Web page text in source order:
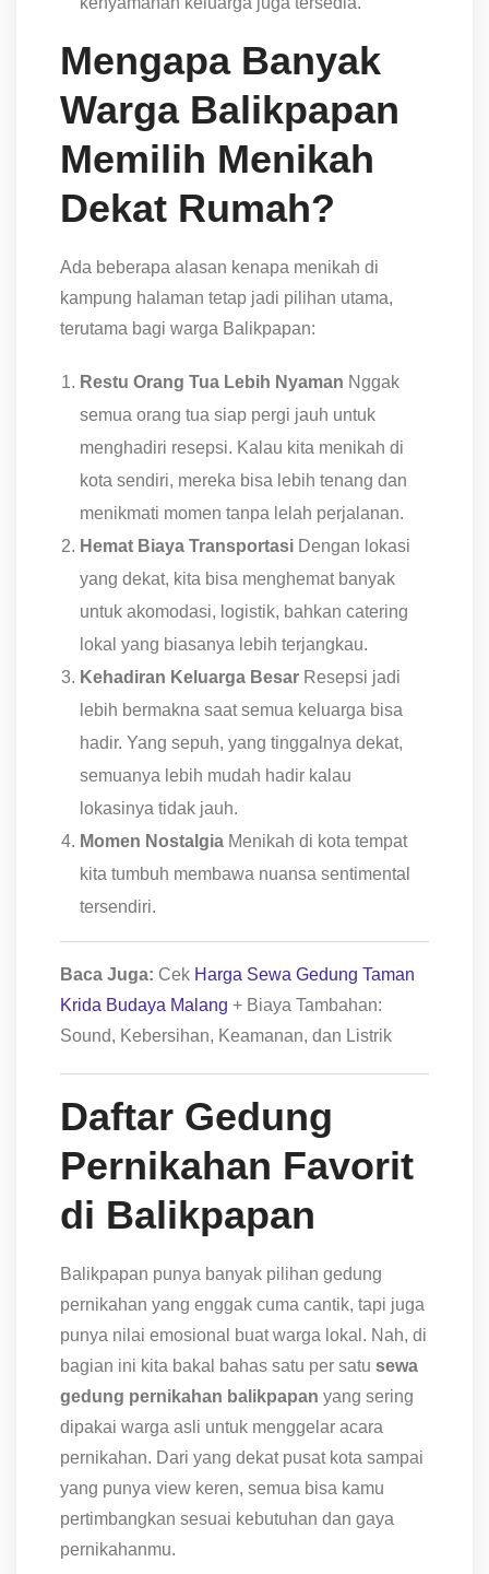
Mengapa Banyak
Warga Balikpapan
Memilih Menikah
Dekat Rumah?
Ada beberapa alasan kenapa menikah di
kampung halaman tetap jadi pilihan utama,
terutama bagi warga Balikpapan:
Restu Orang Tua Lebih Nyaman Nggak
semua orang tua siap pergi jauh untuk
menghadiri resepsi. Kalau kita menikah di
kota sendiri, mereka bisa lebih tenang dan
menikmati momen tanpa lelah perjalanan.
Hemat Biaya Transportasi Dengan lokasi
yang dekat, kita bisa menghemat banyak
untuk akomodasi, logistik, bahkan catering
lokal yang biasanya lebih terjangkau.
Kehadiran Keluarga Besar Resepsi jadi
lebih bermakna saat semua keluarga bisa
hadir. Yang sepuh, yang tinggalnya dekat,
semuanya lebih mudah hadir kalau
lokasinya tidak jauh.
Momen Nostalgia Menikah di kota tempat
kita tumbuh membawa nuansa sentimental
tersendiri.
Baca Juga: Cek Harga Sewa Gedung Taman
Krida Budaya Malang + Biaya Tambahan:
Sound, Kebersihan, Keamanan, dan Listrik
Daftar Gedung
Pernikahan Favorit
di Balikpapan
Balikpapan punya banyak pilihan gedung
pernikahan yang enggak cuma cantik, tapi juga
punya nilai emosional buat warga lokal. Nah, di
bagian ini kita bakal bahas satu per satu sewa
gedung pernikahan balikpapan yang sering
dipakai warga asli untuk menggelar acara
pernikahan. Dari yang dekat pusat kota sampai
yang punya view keren, semua bisa kamu
pertimbangkan sesuai kebutuhan dan gaya
pernikahanmu.